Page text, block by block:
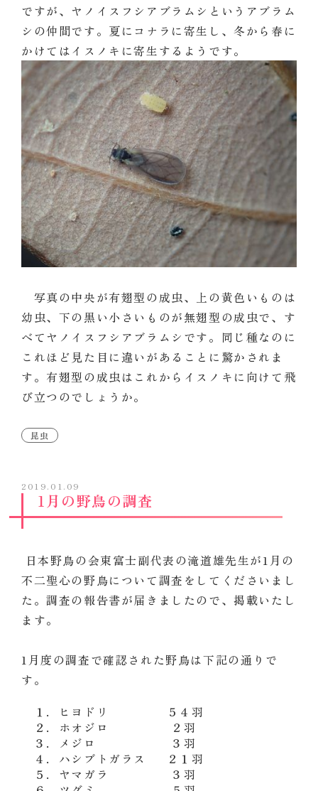
ですが、ヤノイスフシアブラムシというアブラム
シの仲間です。夏にコナラに寄生し、冬から春に
かけてはイスノキに寄生するようです。
写真の中央が有翅型の成虫、上の黄色いものは
幼虫、下の黒い小さいものが無翅型の成虫で、す
べてヤノイスフシアブラムシです。同じ種なのに
これほど見た目に違いがあることに驚かされま
す。有翅型の成虫はこれからイスノキに向けて飛
び立つのでしょうか。
昆虫
2019.01.09
1月の野鳥の調査
日本野鳥の会東富士副代表の滝道雄先生が1月の
不二聖心の野鳥について調査をしてくださいまし
た。調査の報告書が届きましたので、掲載いたし
ます。
1月度の調査で確認された野鳥は下記の通りで
す。
１．ヒヨドリ ５４羽
２．ホオジロ ２羽
３．メジロ ３羽
４．ハシブトガラス ２１羽
５．ヤマガラ ３羽